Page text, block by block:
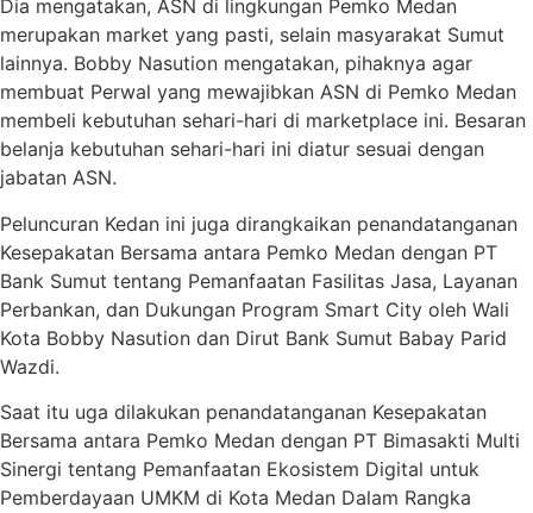
Dia mengatakan, ASN di lingkungan Pemko Medan
merupakan market yang pasti, selain masyarakat Sumut
lainnya. Bobby Nasution mengatakan, pihaknya agar
membuat Perwal yang mewajibkan ASN di Pemko Medan
membeli kebutuhan sehari-hari di marketplace ini. Besaran
belanja kebutuhan sehari-hari ini diatur sesuai dengan
jabatan ASN.
Peluncuran Kedan ini juga dirangkaikan penandatanganan
Kesepakatan Bersama antara Pemko Medan dengan PT
Bank Sumut tentang Pemanfaatan Fasilitas Jasa, Layanan
Perbankan, dan Dukungan Program Smart City oleh Wali
Kota Bobby Nasution dan Dirut Bank Sumut Babay Parid
Wazdi.
Saat itu uga dilakukan penandatanganan Kesepakatan
Bersama antara Pemko Medan dengan PT Bimasakti Multi
Sinergi tentang Pemanfaatan Ekosistem Digital untuk
Pemberdayaan UMKM di Kota Medan Dalam Rangka